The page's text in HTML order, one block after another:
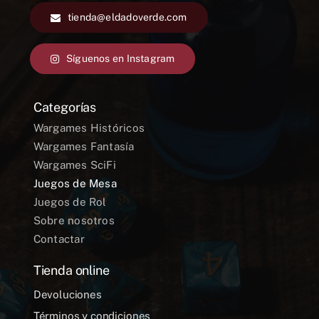
tienda@eldadoverde.com
Síguenos en Instagram
Categorías
Wargames Históricos
Wargames Fantasía
Wargames SciFi
Juegos de Mesa
Juegos de Rol
Sobre nosotros
Contactar
Tienda online
Devoluciones
Términos y condiciones